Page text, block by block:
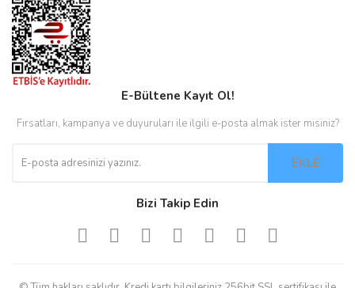
E-Bültene Kayıt Ol!
Fırsatları, kampanya ve duyuruları ile ilgili e-posta almak ister misiniz?
EKLE
Bizi Takip Edin